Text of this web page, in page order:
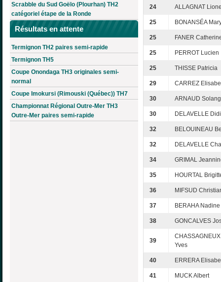
Scrabble du Sud Goëlo (Plourhan) TH2
catégoriel étape de la Ronde
Résultats en attente
Termignon TH2 paires semi-rapide
Termignon TH5
Coupe Onondaga TH3 originales semi-
normal
Coupe Imokursi (Rimouski (Québec)) TH7
Championnat Régional Outre-Mer TH3
Outre-Mer paires semi-rapide
24 ALLAGNAT
25 BONANSÉA
25 FANER
25 PERROT Lucien
25 THISSE Patricia
29 CARREZ
30 ARNAUD
30 DELAVELLE
32 BELOUINEAU
32 DELAVELLE
34 GRIMAL
35 HOURTAL
36 MIFSUD
37 BERAHA Nadine
38 GONCALVES
39
Yves
40 ERRERA
41 MUCK Albert